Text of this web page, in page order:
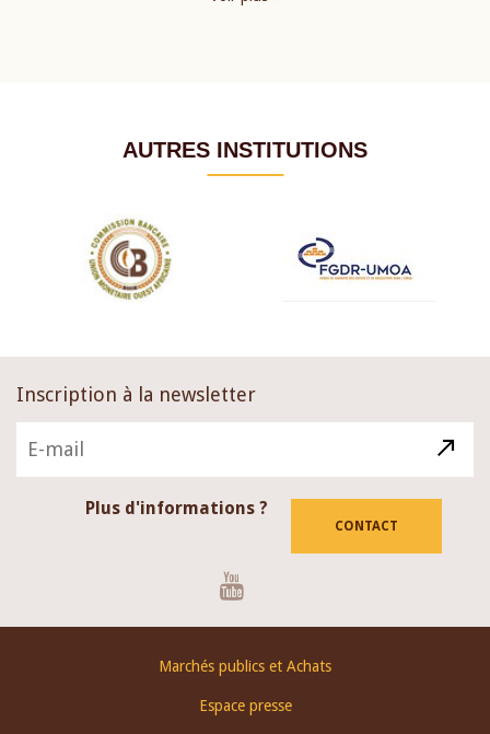
AUTRES INSTITUTIONS
Inscription à la newsletter
Plus d'informations ?
CONTACT
Marchés publics et Achats
Espace presse